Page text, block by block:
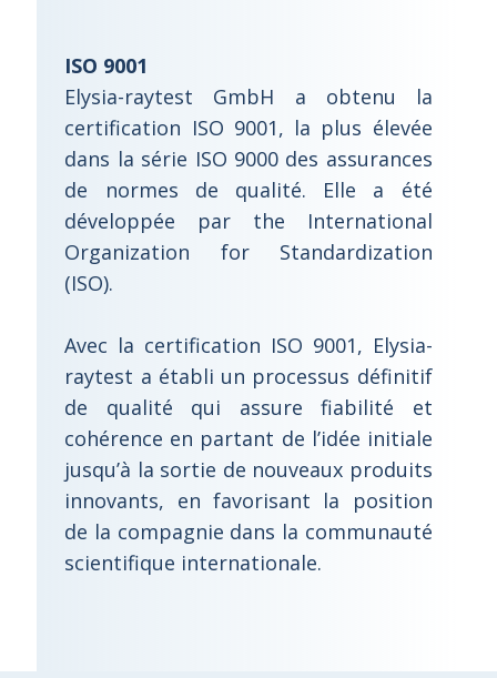
ISO 9001
Elysia-raytest GmbH a obtenu la
certification ISO 9001, la plus élevée
dans la série ISO 9000 des assurances
de normes de qualité. Elle a été
développée par the International
Organization for Standardization
(ISO).
Avec la certification ISO 9001, Elysia-
raytest a établi un processus définitif
de qualité qui assure fiabilité et
cohérence en partant de l’idée initiale
jusqu’à la sortie de nouveaux produits
innovants, en favorisant la position
de la compagnie dans la communauté
scientifique internationale.